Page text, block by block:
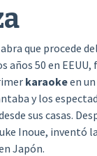
que procede
años 50 en
karaokeen
y los
sus casas.
Inoue, inventó
Japón.